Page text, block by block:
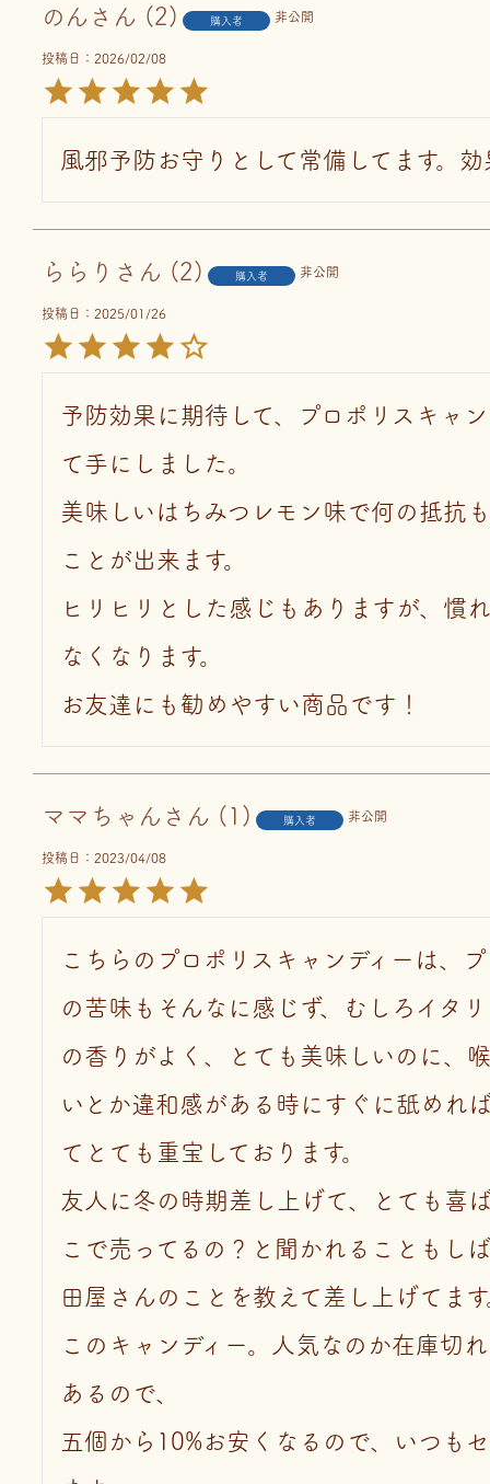
のん 2 購入者 非公開
投稿日 2026/02/08
風邪予防お守りとして常備してます。
ららり 2 購入者 非公開
投稿日 2025/01/26
予防効果に期待して、プロポリスキャ
て手にしました。
美味しいはちみつレモン味で何の抵抗
ことが出来ます。
ヒリヒリとした感じもありますが、慣
なくなります。
お友達にも勧めやすい商品です！
ママちゃん 1 購入者 非公開
投稿日 2023/04/08
こちらのプロポリスキャンディーは、
の苦味もそんなに感じず、むしろイタ
の香りがよく、とても美味しいのに、
いとか違和感がある時にすぐに舐めれ
てとても重宝しております。
友人に冬の時期差し上げて、とても喜
こで売ってるの？と聞かれることもし
田屋さんのことを教えて差し上げてま
このキャンディー。人気なのか在庫切
あるので、
五個から10%お安くなるので、いつも